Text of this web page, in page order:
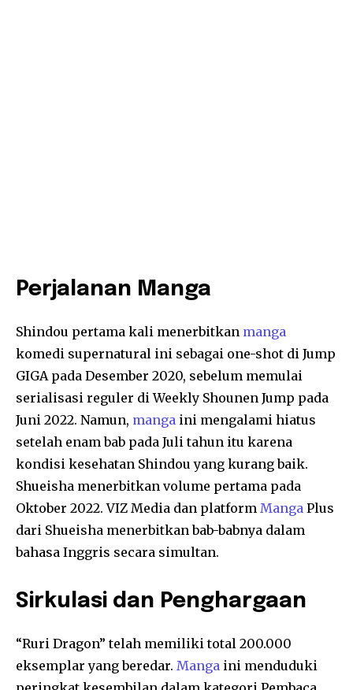
Perjalanan Manga
Shindou pertama kali menerbitkan manga
komedi supernatural ini sebagai one-shot di Jump
GIGA pada Desember 2020, sebelum memulai
serialisasi reguler di Weekly Shounen Jump pada
Juni 2022. Namun, manga ini mengalami hiatus
setelah enam bab pada Juli tahun itu karena
kondisi kesehatan Shindou yang kurang baik.
Shueisha menerbitkan volume pertama pada
Oktober 2022. VIZ Media dan platform Manga Plus
dari Shueisha menerbitkan bab-babnya dalam
bahasa Inggris secara simultan.
Sirkulasi dan Penghargaan
“Ruri Dragon” telah memiliki total 200.000
eksemplar yang beredar. Manga ini menduduki